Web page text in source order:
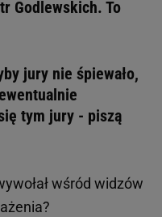
Godlewskich. To
jury nie śpiewało,
tym jury - piszą
wśród widzów